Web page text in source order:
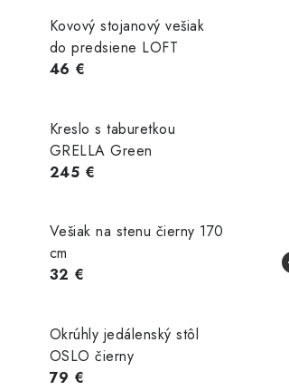
Kovový stojanový vešiak
do predsiene LOFT
46 €
Kreslo s taburetkou
GRELLA Green
245 €
Vešiak na stenu čierny 170
cm
32 €
Okrúhly jedálenský stôl
OSLO čierny
79 €
LATEX
669,00 €
ortopedický
matrac SILVER
399,00 €